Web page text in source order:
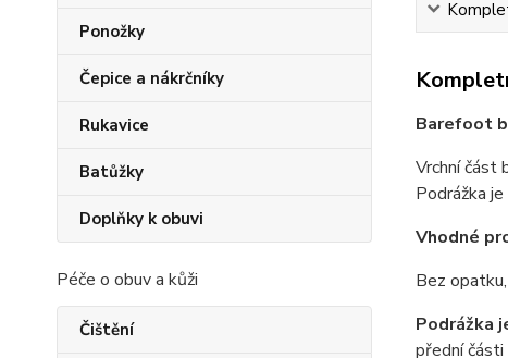
Ponožky
Čepice a nákrčníky
Rukavice
Batůžky
Doplňky k obuvi
Péče o obuv a kůži
Čištění
Barefoot
Vrchní část
Podrážka
Vhodné
Bez
Podrážka
přední